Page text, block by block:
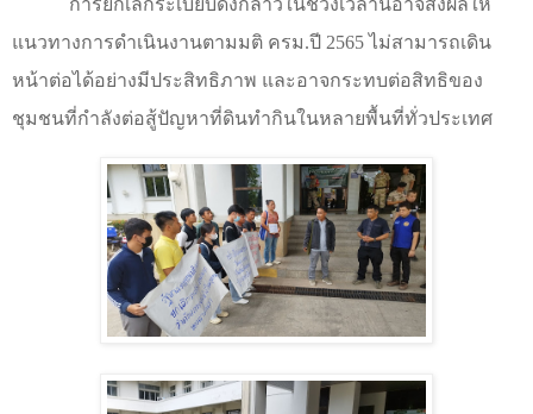
การยกเลิกระเบียบดังกล่าวในช่วงเวลานี้อาจส่งผลให้
แนวทางการดำเนินงานตามมติ ครม.ปี 2565 ไม่สามารถเดิน
หน้าต่อได้อย่างมีประสิทธิภาพ และอาจกระทบต่อสิทธิของ
ชุมชนที่กำลังต่อสู้ปัญหาที่ดินทำกินในหลายพื้นที่ทั่วประเทศ